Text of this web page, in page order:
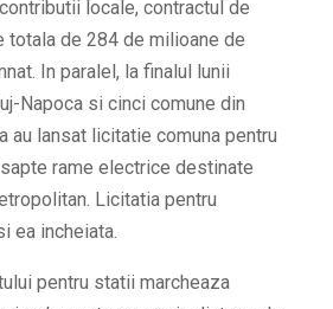
locale, contractul de
totala de 284 de milioane de
In paralel, la finalul lunii
Napoca si cinci comune din
au lansat licitatie comuna pentru
rame electrice destinate
Licitatia pentru
ea incheiata.
pentru statii marcheaza